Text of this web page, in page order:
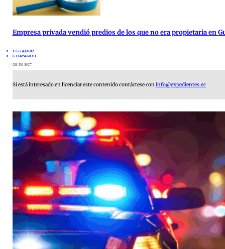
Empresa privada vendió predios de los que no era propietaria en
ECUADOR
GUAYAQUIL
09:36 ECT
Si está interesado en licenciar este contenido contáctese coninfo@expedientes.ec